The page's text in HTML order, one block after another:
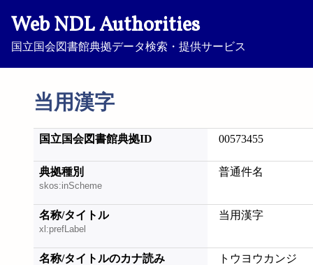
Web NDL Authorities
国立国会図書館典拠データ検索・提供サービス
当用漢字
国立国会図書館典拠ID 00573455
典拠種別
skos:inScheme
普通件名
名称/タイトル
xl:prefLabel
当用漢字
名称/タイトルのカナ読み トウヨウカンジ